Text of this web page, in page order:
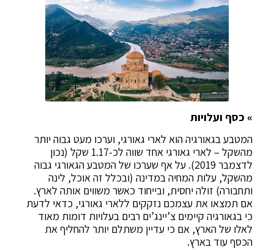
» כסף ועלויות
המטבע בגאורגיה הוא לארי גאורגי, וערכו מעט גבוה יותר
מהשקל – לארי גאורגי אחד שווה לכ-1.17 שקל (נכון
לדצמבר 2019). על אף שערכו של המטבע הגאורגי גבוה
מהשקל, עלות המחיה במדינה (ובכלל זה אוכל, לינה
ותחבורה) זולה יחסית, ובייחוד כאשר משווים אותה לארץ.
אם תמצאו את עצמכם נזקקים ללארי גאורגי, כדאי לדעת
כי בגאורגיה קיימים צ’יינג’ים רבים בעלויות דומות מאוד
לאלו של הארץ, אם כי עדיין משתלם יותר להחליף את
הכסף עוד בארץ.